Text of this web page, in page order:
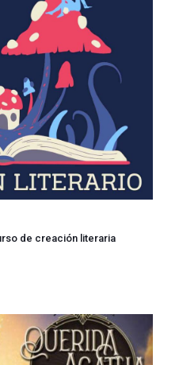
de creación literaria